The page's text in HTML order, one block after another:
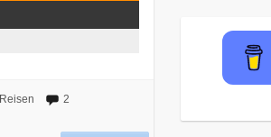
Reisen
2